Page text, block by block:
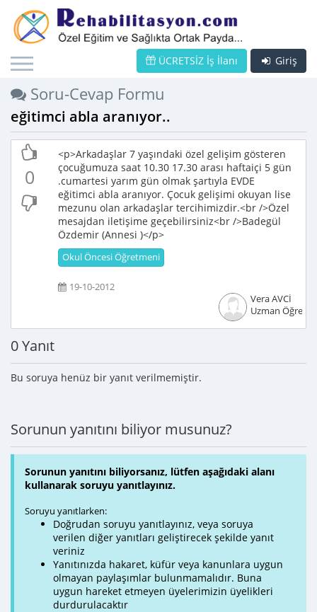
Giriş
ÜCRETSİZ İş İlanı
Soru-Cevap Formu
eğitimci abla aranıyor..
0
<p>Arkadaşlar 7 yaşındaki özel gelişim gösteren
çocuğumuza saat 10.30 17.30 arası haftaiçi 5 gün
.cumartesi yarım gün olmak şartıyla EVDE
eğitimci abla aranıyor. Çocuk gelişimi okuyan lise
mezunu olan arkadaşlar tercihimizdir.<br />Özel
mesajdan iletişime geçebilirsiniz<br />Badegül
Özdemir (Annesi )</p>
Okul Öncesi Öğretmeni
19-10-2012
Vera AVCİ
Uzman Öğretici
0 Yanıt
Bu soruya henüz bir yanıt verilmemiştir.
Sorunun yanıtını biliyor musunuz?
Sorunun yanıtını biliyorsanız, lütfen aşağıdaki alanı
kullanarak soruyu yanıtlayınız.
Soruyu yanıtlarken:
Doğrudan soruyu yanıtlayınız, veya soruya
verilen diğer yanıtları geliştirecek şekilde yanıt
veriniz
Yanıtınızda hakaret, küfür veya kanunlara uygun
olmayan paylaşımlar bulunmamalıdır. Buna
uygun hareket etmeyen üyelerimizin üyelikleri
durdurulacaktır